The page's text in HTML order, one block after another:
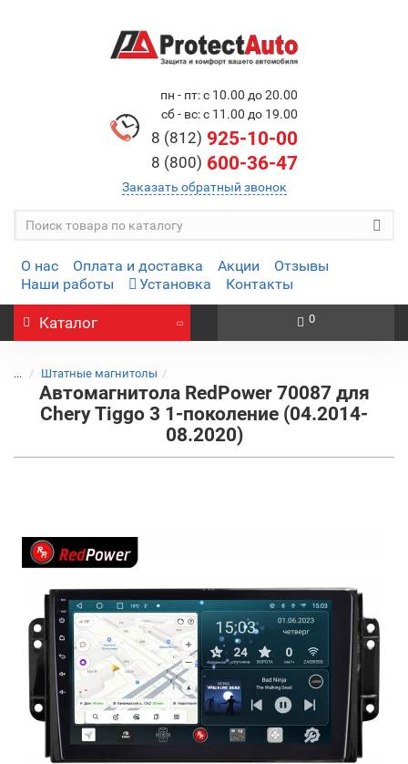
пн - пт: с 10.00 до 20.00
сб - вс: с 11.00 до 19.00
8 (812) 925-10-00
8 (800) 600-36-47
Заказать обратный звонок
О нас Оплата и доставка Акции
Отзывы
Наши работы
Установка Контакты
Каталог 0
... Штатные магнитолы
Автомагнитола RedPower 70087 для
Chery Tiggo 3 1-поколение (04.2014-
08.2020)